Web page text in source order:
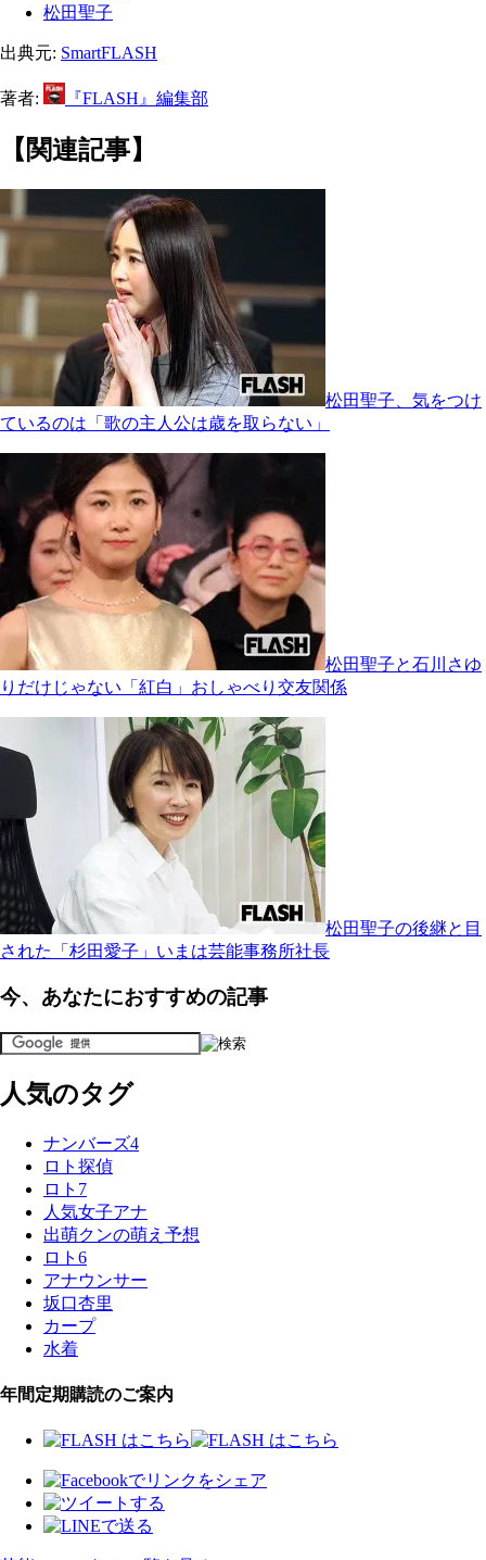
松田聖子
出典元: SmartFLASH
著者: 『FLASH』編集部
【関連記事】
松田聖子、気をつけ
ているのは「歌の主人公は歳を取らない」
松田聖子と石川さゆ
りだけじゃない「紅白」おしゃべり交友関係
松田聖子の後継と目
された「杉田愛子」いまは芸能事務所社長
今、あなたにおすすめの記事
人気のタグ
ナンバーズ4
ロト探偵
ロト7
人気女子アナ
出萌クンの萌え予想
ロト6
アナウンサー
坂口杏里
カープ
水着
年間定期購読のご案内